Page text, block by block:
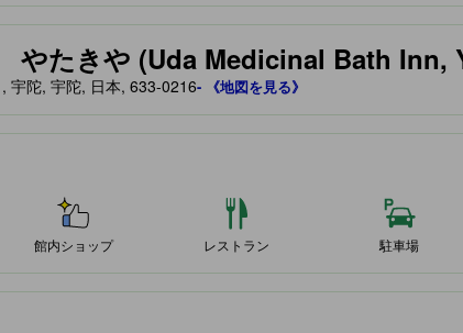
やたきや (Uda Medicinal Bath Inn,
け取った情報であり、宿泊施設に備わっていると予測される快
宇陀, 宇陀, 日本, 633-0216- 《地図を見る》
館内ショップ レストラン 駐車場